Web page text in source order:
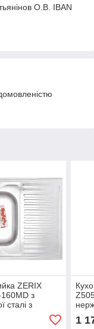
О.В. IBAN
ZERIX
з
сталі з
поверхнею,
(ZS0603)
1